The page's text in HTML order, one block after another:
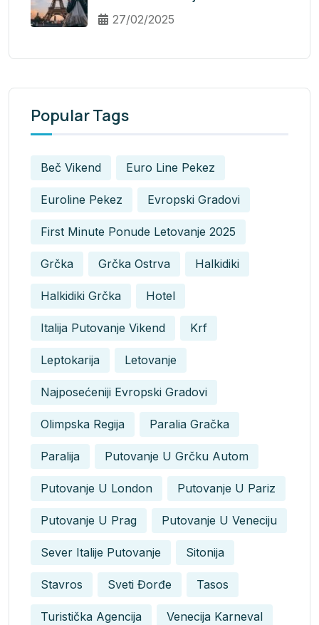
27/02/2025
Popular Tags
Beč Vikend Euro Line Pekez
Euroline Pekez Evropski Gradovi
First Minute Ponude Letovanje 2025
Grčka Grčka Ostrva Halkidiki
Halkidiki Grčka Hotel
Italija Putovanje Vikend Krf
Leptokarija Letovanje
Najposećeniji Evropski Gradovi
Olimpska Regija Paralia Gračka
Paralija Putovanje U Grčku Autom
Putovanje U London Putovanje U Pariz
Putovanje U Prag Putovanje U Veneciju
Sever Italije Putovanje Sitonija
Stavros Sveti Đorđe Tasos
Turistička Agencija Venecija Karneval